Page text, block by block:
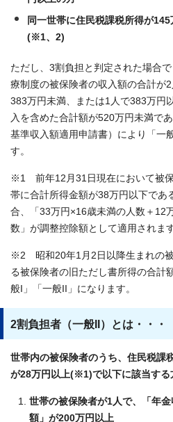
同一世帯に住民税課税所得が
(※1、2)
ただし、3割負担と判定された場合
療制度の被保険者の収入額の合計が
383万円未満、または1人で383万円
入を含めた合計額が520万円未満で
基準収入額適用申請書）により「一
す。
※1 前年12月31日現在において被
帯に合計所得金額が38万円以下であ
合、「33万円×16歳未満の人数＋12
数」が調整控除額として適用されます
※2 昭和20年1月2日以降生まれの
る被保険者の旧ただし書所得の合計
般I」「一般II」になります。
2割負担者（一般II）とは・・・
世帯内の被保険者のうち、住民税課
が28万円以上(※1)で以下に該当する
世帯の被保険者が1人で、「年
額」が200万円以上